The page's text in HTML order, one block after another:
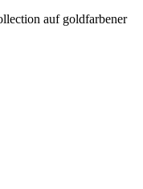
auf goldfarbener